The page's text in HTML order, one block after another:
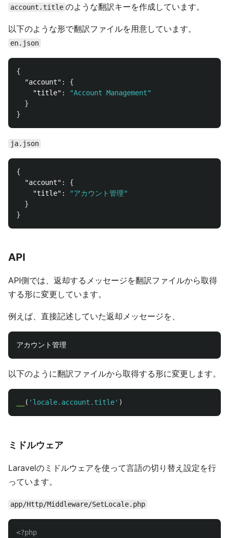
account.title のような翻訳キーを作成しています。
以下のような形で翻訳ファイルを用意しています。
en.json
{
"account" :
{
"title" :
"Account Management"
}
}
ja.json
{
"account" :
{
"title" :
"アカウント管理"
}
}
API
API側では、返却するメッセージを翻訳ファイルから取得
する形に変更しています。
例えば、直接記述していた返却メッセージを、
以下のように翻訳ファイルから取得する形に変更します。
( 'locale.account.title' )
ミドルウェア
Laravelのミドルウェアを使って言語の切り替え設定を行
っています。
app/Http/Middleware/SetLocale.php
<?php